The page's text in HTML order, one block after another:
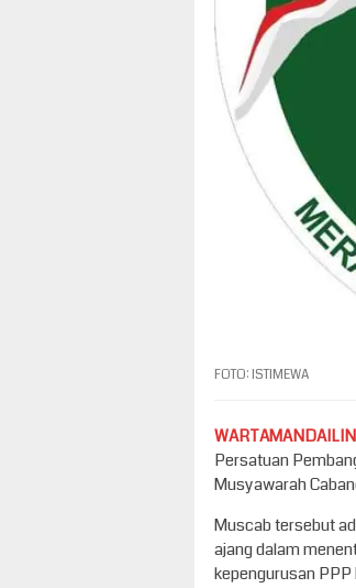
FOTO: ISTIMEWA
Persatuan
Musyawarah
Muscab tersebut
ajang dalam
kepengurusan